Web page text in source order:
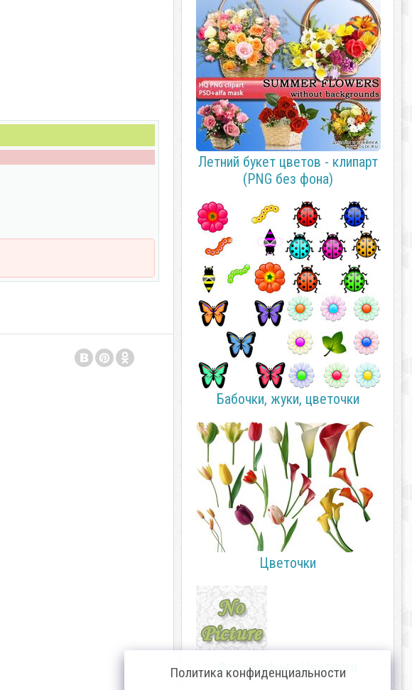
Летний букет цветов - клипарт
(PNG без фона)
Бабочки, жуки, цветочки
Цветочки
Фотографии - Цветочки
Политика конфиденциальности